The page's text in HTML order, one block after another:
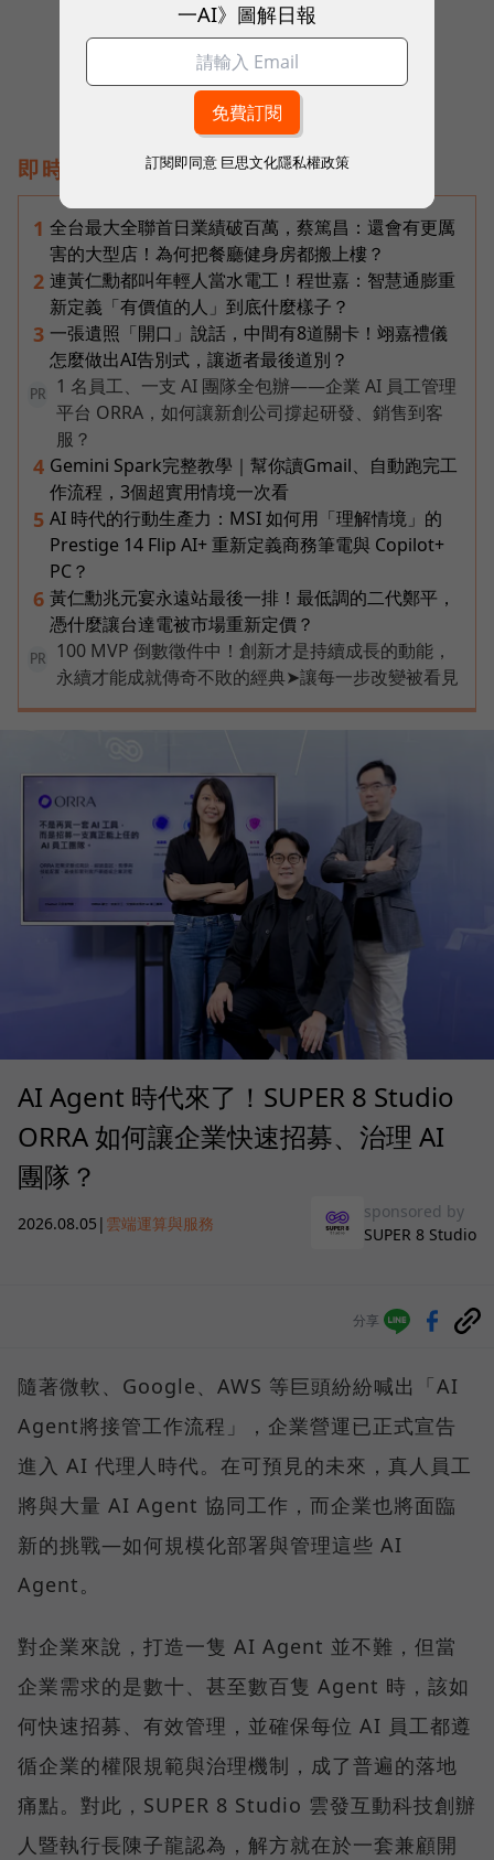
即時熱門文章
1 全台最大全聯首日業績破百萬，蔡篤昌：還會有更厲
害的大型店！為何把餐廳健身房都搬上樓？
2 連黃仁勳都叫年輕人當水電工！程世嘉：智慧通膨重
新定義「有價值的人」到底什麼樣子？
3 一張遺照「開口」說話，中間有8道關卡！翊嘉禮儀
怎麼做出AI告別式，讓逝者最後道別？
PR
1 名員工、一支 AI 團隊全包辦——企業 AI 員工管理
平台 ORRA，如何讓新創公司撐起研發、銷售到客
服？
4 Gemini Spark完整教學｜幫你讀Gmail、自動跑完工
作流程，3個超實用情境一次看
5 AI 時代的行動生產力：MSI 如何用「理解情境」的
Prestige 14 Flip AI+ 重新定義商務筆電與 Copilot+
PC？
6 黃仁勳兆元宴永遠站最後一排！最低調的二代鄭平，
憑什麼讓台達電被市場重新定價？
PR
100 MVP 倒數徵件中！創新才是持續成長的動能，
永續才能成就傳奇不敗的經典➤讓每一步改變被看見
AI Agent 時代來了！SUPER 8 Studio
ORRA 如何讓企業快速招募、治理 AI
團隊？
2026.08.05 | 雲端運算與服務
sponsored by
SUPER 8 Studio
分享
隨著微軟、Google、AWS 等巨頭紛紛喊出「AI
Agent將接管工作流程」，企業營運已正式宣告
進入 AI 代理人時代。在可預見的未來，真人員工
將與大量 AI Agent 協同工作，而企業也將面臨
新的挑戰—如何規模化部署與管理這些 AI
Agent。
對企業來說，打造一隻 AI Agent 並不難，但當
企業需求的是數十、甚至數百隻 Agent 時，該如
何快速招募、有效管理，並確保每位 AI 員工都遵
循企業的權限規範與治理機制，成了普遍的落地
痛點。對此，SUPER 8 Studio 雲發互動科技創辦
人暨執行長陳子龍認為，解方就在於一套兼顧開
一AI》圖解日報
訂閱即同意 巨思文化隱私權政策